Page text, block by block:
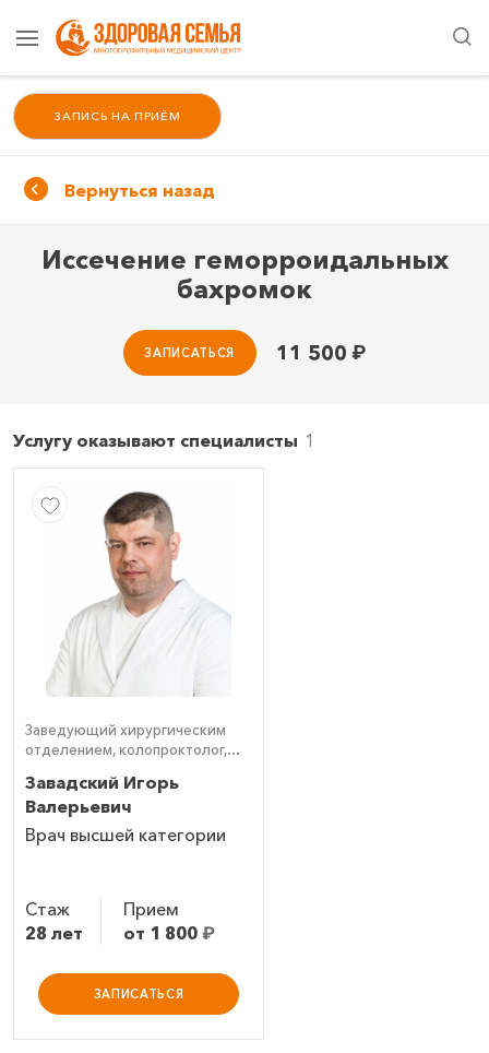
ЗАПИСЬ НА ПРИЁМ
Вернуться назад
Иссечение геморроидальных
бахромок
11 500 ₽
ЗАПИСАТЬСЯ
Услугу оказывают специалисты
Заведующий хирургическим
отделением, колопроктолог,
Завадский Игорь
Валерьевич
Врач высшей категории
Стаж
28 лет
Прием
от 1 800 ₽
ЗАПИСАТЬСЯ